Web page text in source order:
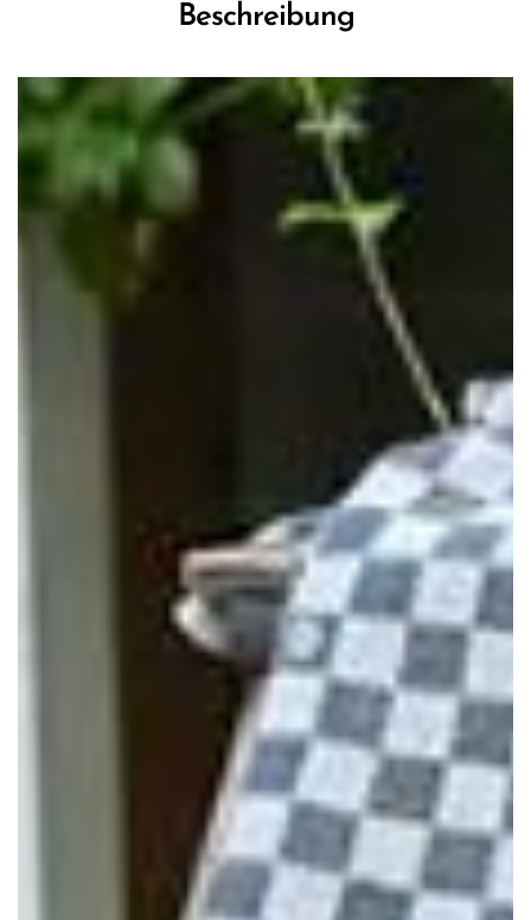
Beschreibung